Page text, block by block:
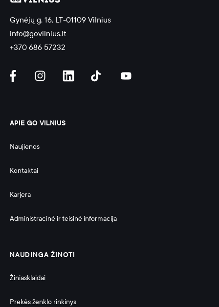
Gynėjų g. 16, LT-01109 Vilnius
info@govilnius.lt
+370 686 57232
APIE GO VILNIUS
Naujienos
Kontaktai
Karjera
Administracinė ir teisinė informacija
NAUDINGA ŽINOTI
Žiniasklaidai
Prekės ženklo rinkinys